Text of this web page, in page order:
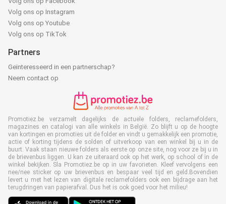
Volg ons op Instagram
Volg ons op Youtube
Volg ons op TikTok
Partners
Geïnteresseerd in een partnerschap?
Neem contact op
Promotiez.be verzamelt dagelijks de actuele folders, reclamefolders,
magazines en catalogi van alle winkels in België. Zo blijft u op de hoogte
van kortingen en promoties uit de folder en vindt u gemakkelijk een promotie,
actie of korting tijdens de solden of uitverkoop van een winkel bij u in de
buurt. Vaak staan nieuwe folders als eerste op onze site, nog voor ze bij u in
de brievenbus liggen. U kan ze uiteraard ook op het werk, op school of in de
winkel bekijken. Sla Promotiez.be op in uw favorieten. Kleef vervolgens een
nee/nee sticker op uw brievenbus en bespaar veel tijd en geld.Bovendien
levert u met het lezen van digitale reclamefolders ook een bijdrage aan het
terugdringen van papierafval. Dus het is ook goed voor het milieu!